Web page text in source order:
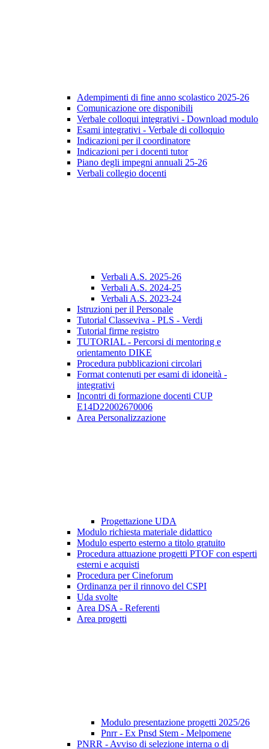
Adempimenti di fine anno scolastico 2025-26
Comunicazione ore disponibili
Verbale colloqui integrativi - Download modulo
Esami integrativi - Verbale di colloquio
Indicazioni per il coordinatore
Indicazioni per i docenti tutor
Piano degli impegni annuali 25-26
Verbali collegio docenti
Verbali A.S. 2025-26
Verbali A.S. 2024-25
Verbali A.S. 2023-24
Istruzioni per il Personale
Tutorial Classeviva - PLS - Verdi
Tutorial firme registro
TUTORIAL - Percorsi di mentoring e
orientamento DIKE
Procedura pubblicazioni circolari
Format contenuti per esami di idoneità -
integrativi
Incontri di formazione docenti CUP
E14D22002670006
Area Personalizzazione
Progettazione UDA
Modulo richiesta materiale didattico
Modulo esperto esterno a titolo gratuito
Procedura attuazione progetti PTOF con esperti
esterni e acquisti
Procedura per Cineforum
Ordinanza per il rinnovo del CSPI
Uda svolte
Area DSA - Referenti
Area progetti
Modulo presentazione progetti 2025/26
Pnrr - Ex Pnsd Stem - Melpomene
PNRR - Avviso di selezione interna o di